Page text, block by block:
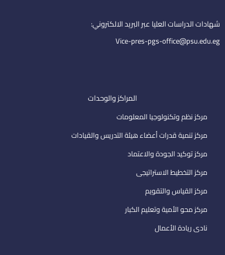
i
l
شهادات الدراسات العليا عبر البريد الالكتروني:
Vice-pres-pgs-office@psu.edu.eg
المراكز والوحدات
مركز نظم وتكنولوجيا المعلومات
مركز تنمية قدرات أعضاء هيئة التدريس والقيادات
مركز توكيد الجودة والاعتماد
مركز التخطيط الاستراتيجى
مركز القياس والتقويم
مركز محو الأمية وتعليم الكبار
نادى ريادة الأعمال